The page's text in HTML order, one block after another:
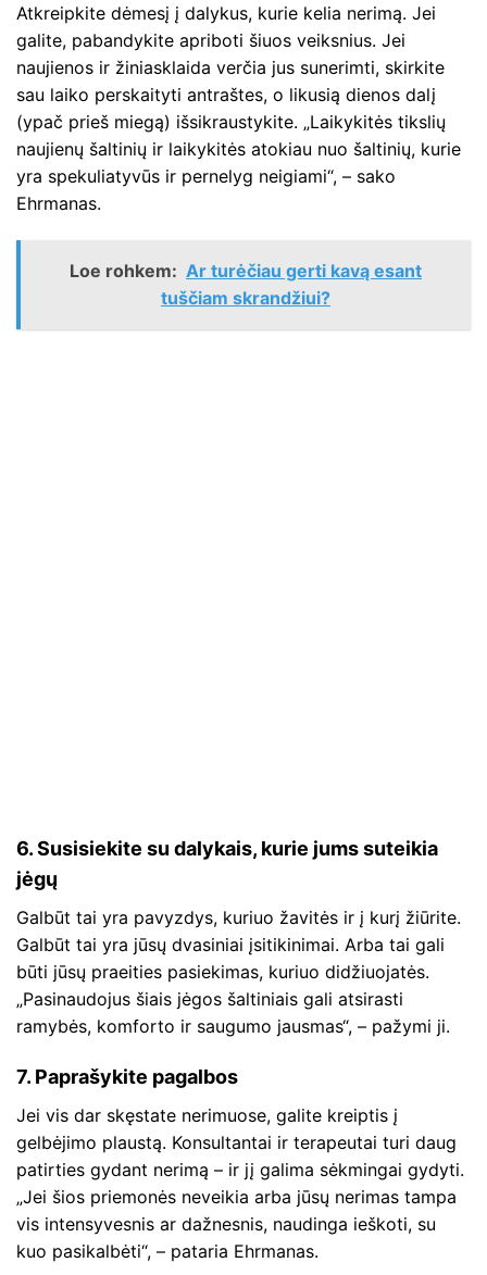
Atkreipkite dėmesį į dalykus, kurie kelia nerimą. Jei
galite, pabandykite apriboti šiuos veiksnius. Jei
naujienos ir žiniasklaida verčia jus sunerimti, skirkite
sau laiko perskaityti antraštes, o likusią dienos dalį
(ypač prieš miegą) išsikraustykite. „Laikykitės tikslių
naujienų šaltinių ir laikykitės atokiau nuo šaltinių, kurie
yra spekuliatyvūs ir pernelyg neigiami“, – sako
Ehrmanas.
Loe rohkem: Ar turėčiau gerti kavą esant
tuščiam skrandžiui?
6. Susisiekite su dalykais, kurie jums suteikia
jėgų
Galbūt tai yra pavyzdys, kuriuo žavitės ir į kurį žiūrite.
Galbūt tai yra jūsų dvasiniai įsitikinimai. Arba tai gali
būti jūsų praeities pasiekimas, kuriuo didžiuojatės.
„Pasinaudojus šiais jėgos šaltiniais gali atsirasti
ramybės, komforto ir saugumo jausmas“, – pažymi ji.
7. Paprašykite pagalbos
Jei vis dar skęstate nerimuose, galite kreiptis į
gelbėjimo plaustą. Konsultantai ir terapeutai turi daug
patirties gydant nerimą – ir jį galima sėkmingai gydyti.
„Jei šios priemonės neveikia arba jūsų nerimas tampa
vis intensyvesnis ar dažnesnis, naudinga ieškoti, su
kuo pasikalbėti“, – pataria Ehrmanas.